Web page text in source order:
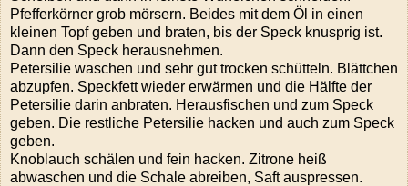
Pfefferkörner grob mörsern. Beides mit dem Öl in einen
kleinen Topf geben und braten, bis der Speck knusprig ist.
Dann den Speck herausnehmen.
Petersilie waschen und sehr gut trocken schütteln. Blättchen
abzupfen. Speckfett wieder erwärmen und die Hälfte der
Petersilie darin anbraten. Herausfischen und zum Speck
geben. Die restliche Petersilie hacken und auch zum Speck
geben.
Knoblauch schälen und fein hacken. Zitrone heiß
abwaschen und die Schale abreiben, Saft auspressen.